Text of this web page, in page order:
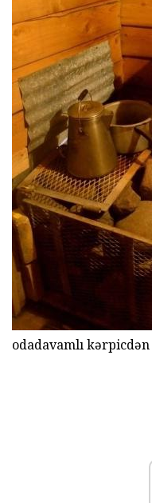
odadavamlı kərpicdən